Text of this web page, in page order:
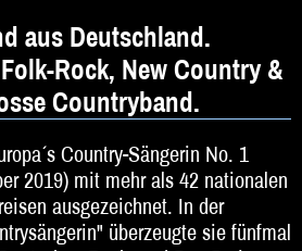
aus Deutschland.
Rock, New Country &
Countryband.
Country-Sängerin No. 1
2019) mit mehr als 42 nationalen
ausgezeichnet. In der
überzeugte sie fünfmal